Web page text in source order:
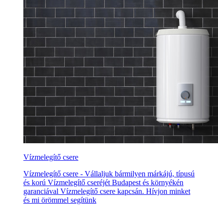
Vízmelegítő csere
Vízmelegítő csere - Vállaljuk bármilyen márkájú, típusú
és korú Vízmelegítő cseréjét Budapest és környékén
garanciával Vízmelegítő csere kapcsán. Hívjon minket
és mi örömmel segítünk